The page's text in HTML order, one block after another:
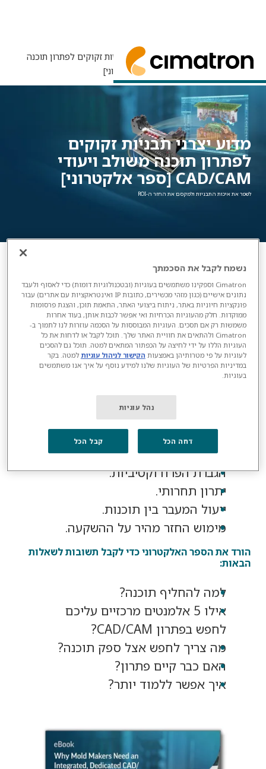
דף הבית>דף הבית> מדוע יצרני תבניות זקוקים לפתרון תוכנה
משולב ויעודי CAD/CAM [ספר אלקטרוני]
מדוע יצרני תבניות זקוקים לפתרון תוכנת CAD/CAM משולב כדי להפחית את זמן האספקה, לשפר את איכות התבניות ולמקסם את החזר ה-ROI.
מדוע יצרני תבניות זקוקים
לפתרון תוכנה משולב ויעודי
CAD/CAM [ספר אלקטרוני]
לשפר את איכות התבניות ולמקסם את החזר ה-ROI
יצרני תבניות חווים לעיתים קרובות אתגרים
עם תוכנות ה-CAD וה-CAM הנוכחיות שלהם,
כולל עבודה עם פתרונות תוכנה מרובים
ושונים, יכולות לא יעילות לתכנון תבניות,
טיפול בתבניות מורכבות וגדולות והזמנות
שינוי הנדסי (ECO) ותמיכה טכנית לקויה.
פתרון תוכנת CAD/CAM הנכון יכול לעזור
ליצרני תבניות להתמודד עם אתגרים אלו:
אספקת מהירה יותר של תבניות.
הגברת הפרודוקטיביות.
יתרון תחרותי.
ייעול המעבר בין תוכנות.
מימוש החזר מהיר על ההשקעה.
הורד את הספר האלקטרוני כדי לקבל תשובות לשאלות
הבאות:
למה להחליף תוכנה?
אילו 5 אלמנטים מרכזיים עליכם
לחפש בפתרון CAD/CAM?
מה צריך לחפש אצל ספק תוכנה?
האם כבר קיים פתרון?
איך אפשר ללמוד יותר?
נשמח לקבל את הסכמתך
Cimatron וספקינו משתמשים בעוגיות (ובטכנולוגיות דומות) כדי לאסוף ולעבד
נתונים אישיים (כגון מזהי מכשירים, כתובות IP ואינטראקציות עם אתרים) עבור
פונקציות חיוניות באתר, ניתוח ביצועי האתר, התאמת תוכן, והצגת פרסומות
ממוקדות. חלק מהעוגיות הכרחיות ואי אפשר לכבות אותן, בעוד אחרות
משמשות רק אם תסכים. העוגיות המבוססות על הסכמה עוזרות לנו לתמוך ב-
Cimatron ולהתאים את חוויית האתר שלך. תוכל לקבל או לדחות את כל
העוגיות הללו על ידי לחיצה על הכפתור המתאים למטה. תוכל גם להסכים
לעוגיות על פי מטרותיהן באמצעות הקישור לניהול עוגיות למטה. בקר
במדיניות הפרטיות של העוגיות שלנו למידע נוסף על איך אנו משתמשים
בעוגיות.
נהל עוגיות
דחה הכל קבל הכל